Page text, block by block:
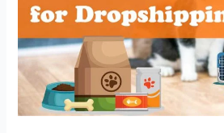
un
Drop
Shipping
réussi
Guide